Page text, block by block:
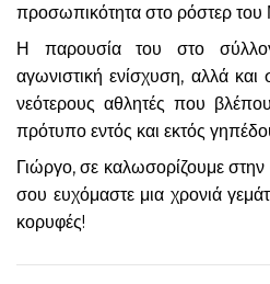
προσωπικότητα στο ρόστερ του
Η παρουσία του στο
αγωνιστική ενίσχυση, αλλά
νεότερους αθλητές που
πρότυπο εντός και εκτός
Γιώργο, σε καλωσορίζουμε στην
σου ευχόμαστε μια χρονιά
κορυφές!